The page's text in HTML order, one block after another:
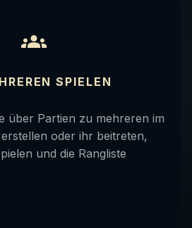
SPIELEN
über Partien zu mehreren im
oder ihr beitreten,
und die Rangliste